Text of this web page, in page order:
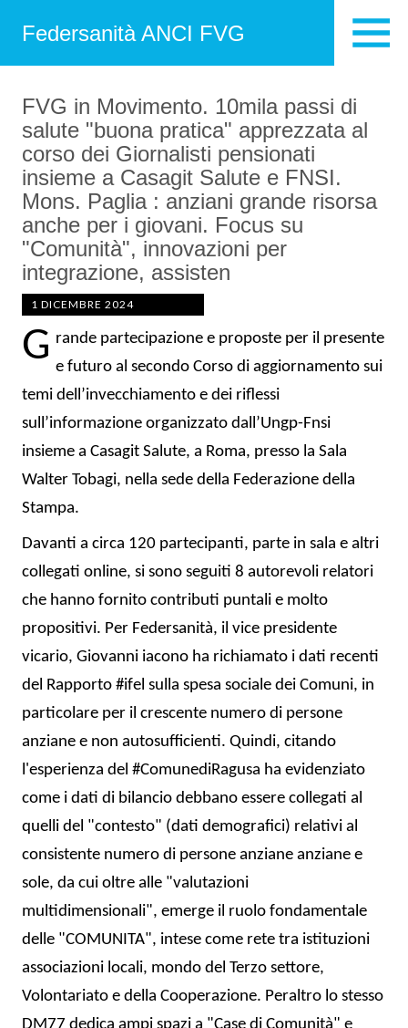
Federsanità ANCI FVG
FVG in Movimento. 10mila passi di
salute "buona pratica" apprezzata al
corso dei Giornalisti pensionati
insieme a Casagit Salute e FNSI.
Mons. Paglia : anziani grande risorsa
anche per i giovani. Focus su
"Comunità", innovazioni per
integrazione, assisten
1 DICEMBRE 2024
G rande partecipazione e proposte per il presente
e futuro al secondo Corso di aggiornamento sui
temi dell’invecchiamento e dei riflessi
sull’informazione organizzato dall’Ungp-Fnsi
insieme a Casagit Salute, a Roma, presso la Sala
Walter Tobagi, nella sede della Federazione della
Stampa.
Davanti a circa 120 partecipanti, parte in sala e altri
collegati online, si sono seguiti 8 autorevoli relatori
che hanno fornito contributi puntali e molto
propositivi. Per Federsanità, il vice presidente
vicario, Giovanni iacono ha richiamato i dati recenti
del Rapporto #ifel sulla spesa sociale dei Comuni, in
particolare per il crescente numero di persone
anziane e non autosufficienti. Quindi, citando
l'esperienza del #ComunediRagusa ha evidenziato
come i dati di bilancio debbano essere collegati al
quelli del "contesto" (dati demografici) relativi al
consistente numero di persone anziane anziane e
sole, da cui oltre alle "valutazioni
multidimensionali", emerge il ruolo fondamentale
delle "COMUNITA", intese come rete tra istituzioni
associazioni locali, mondo del Terzo settore,
Volontariato e della Cooperazione. Peraltro lo stesso
DM77 dedica ampi spazi a "Case di Comunità" e